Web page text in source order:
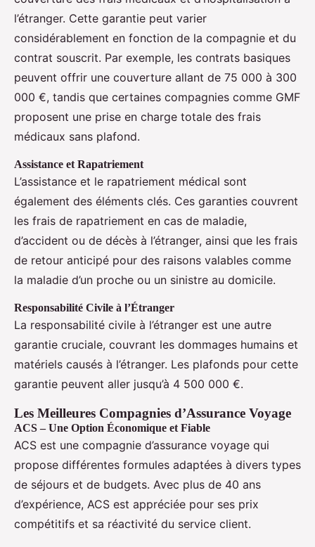
l’étranger. Cette garantie peut varier
considérablement en fonction de la compagnie et du
contrat souscrit. Par exemple, les contrats basiques
peuvent offrir une couverture allant de 75 000 à 300
000 €, tandis que certaines compagnies comme GMF
proposent une prise en charge totale des frais
médicaux sans plafond.
Assistance et Rapatriement
L’assistance et le rapatriement médical sont
également des éléments clés. Ces garanties couvrent
les frais de rapatriement en cas de maladie,
d’accident ou de décès à l’étranger, ainsi que les frais
de retour anticipé pour des raisons valables comme
la maladie d’un proche ou un sinistre au domicile.
Responsabilité Civile à l’Étranger
La responsabilité civile à l’étranger est une autre
garantie cruciale, couvrant les dommages humains et
matériels causés à l’étranger. Les plafonds pour cette
garantie peuvent aller jusqu’à 4 500 000 €.
Les Meilleures Compagnies d’Assurance Voyage
ACS – Une Option Économique et Fiable
ACS est une compagnie d’assurance voyage qui
propose différentes formules adaptées à divers types
de séjours et de budgets. Avec plus de 40 ans
d’expérience, ACS est appréciée pour ses prix
compétitifs et sa réactivité du service client.